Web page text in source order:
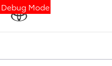
Debug Mode